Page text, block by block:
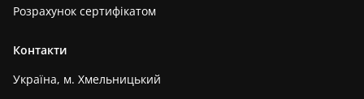
Розрахунок сертифікатом
Контакти
Україна, м. Хмельницький